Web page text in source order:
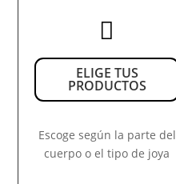

ELIGE TUS
PRODUCTOS
Escoge según la parte del
cuerpo o el tipo de joya